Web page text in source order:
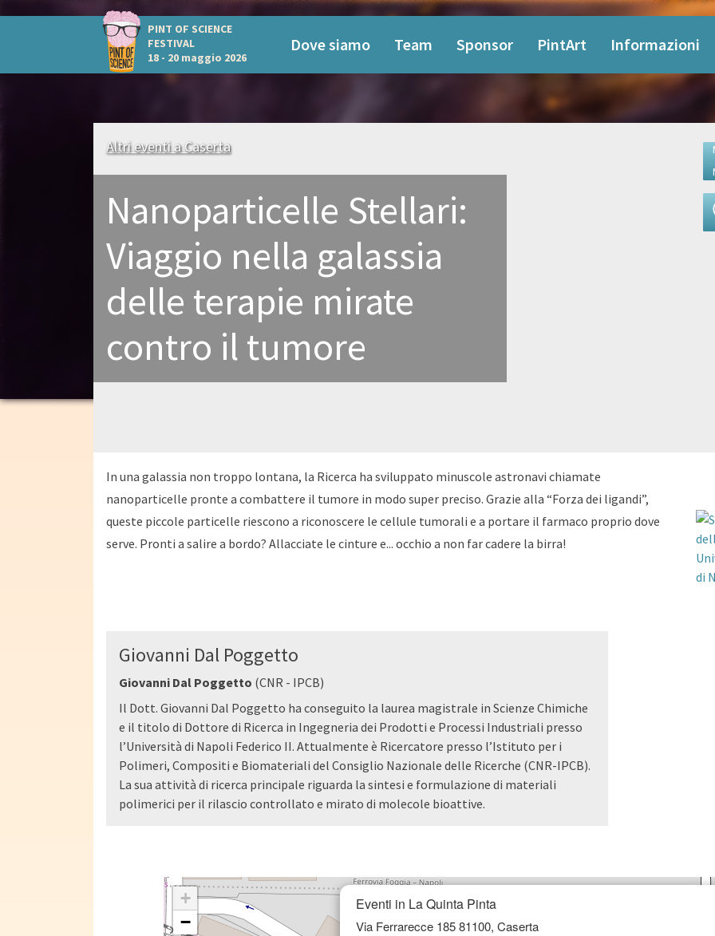
PINT OF SCIENCE
FESTIVAL
18 - 20 maggio 2026
Dove siamo Team Sponsor PintArt Informazioni
Altri eventi a Caserta
Nanoparticelle Stellari:
Viaggio nella galassia
delle terapie mirate
contro il tumore
In una galassia non troppo lontana, la Ricerca ha sviluppato minuscole astronavi chiamate
nanoparticelle pronte a combattere il tumore in modo super preciso. Grazie alla “Forza dei ligandi”,
queste piccole particelle riescono a riconoscere le cellule tumorali e a portare il farmaco proprio dove
serve. Pronti a salire a bordo? Allacciate le cinture e... occhio a non far cadere la birra!
Giovanni Dal Poggetto
Giovanni Dal Poggetto (CNR - IPCB)
Il Dott. Giovanni Dal Poggetto ha conseguito la laurea magistrale in Scienze Chimiche
e il titolo di Dottore di Ricerca in Ingegneria dei Prodotti e Processi Industriali presso
l’Università di Napoli Federico II. Attualmente è Ricercatore presso l’Istituto per i
Polimeri, Compositi e Biomateriali del Consiglio Nazionale delle Ricerche (CNR-IPCB).
La sua attività di ricerca principale riguarda la sintesi e formulazione di materiali
polimerici per il rilascio controllato e mirato di molecole bioattive.
Eventi in La Quinta Pinta
Via Ferrarecce 185 81100, Caserta
+
−